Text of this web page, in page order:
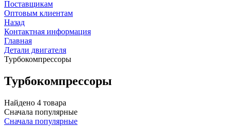
Поставщикам
Оптовым клиентам
Назад
Контактная информация
Главная
Детали двигателя
Турбокомпрессоры
Турбокомпрессоры
Найдено 4 товара
Сначала популярные
Сначала популярные